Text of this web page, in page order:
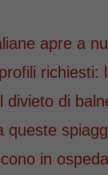
apre a
richiesti:
divieto di
queste
in